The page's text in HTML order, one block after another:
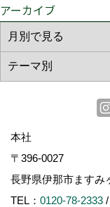
アーカイブ
本社
〒396-0027
長野県伊那市ます
TEL： 0120-78-2333 /